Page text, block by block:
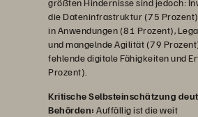
größten Hindernisse sind jedoch:
die Dateninfrastruktur (75
in Anwendungen (81 Prozent),
und mangelnde Agilität (79
fehlende digitale Fähigkeiten und
Prozent).
Kritische Selbsteinschätzung
Behörden: Auffällig ist die weit